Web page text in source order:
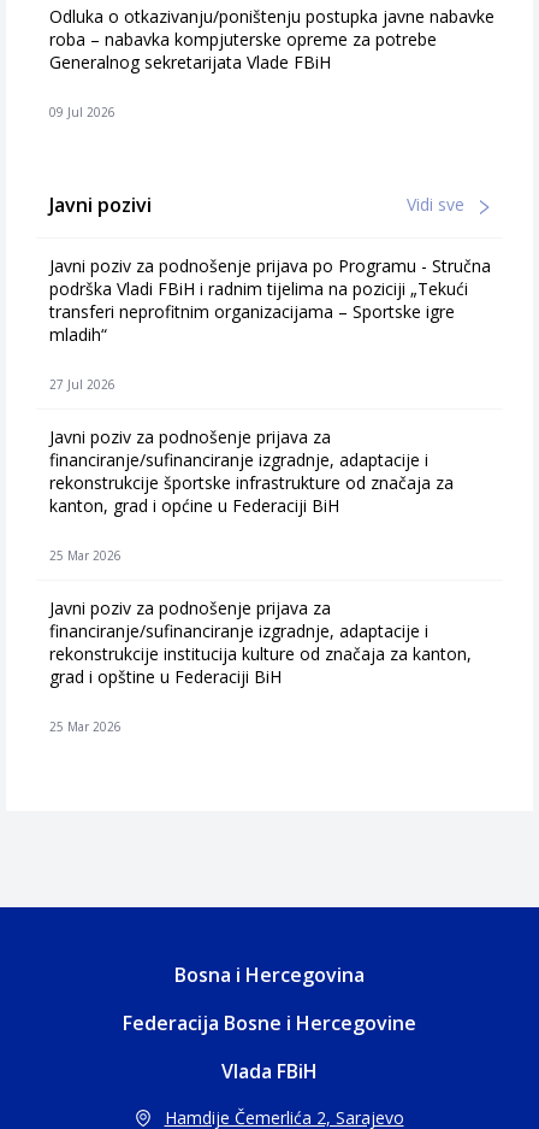
Odluka o otkazivanju/poništenju postupka javne nabavke
roba – nabavka kompjuterske opreme za potrebe
Generalnog sekretarijata Vlade FBiH
09 Jul 2026
Javni pozivi Vidi sve
Javni poziv za podnošenje prijava po Programu - Stručna
podrška Vladi FBiH i radnim tijelima na poziciji „Tekući
transferi neprofitnim organizacijama – Sportske igre
mladih“
27 Jul 2026
Javni poziv za podnošenje prijava za
financiranje/sufinanciranje izgradnje, adaptacije i
rekonstrukcije športske infrastrukture od značaja za
kanton, grad i općine u Federaciji BiH
25 Mar 2026
Javni poziv za podnošenje prijava za
financiranje/sufinanciranje izgradnje, adaptacije i
rekonstrukcije institucija kulture od značaja za kanton,
grad i opštine u Federaciji BiH
25 Mar 2026
Bosna i Hercegovina
Federacija Bosne i Hercegovine
Vlada FBiH
Hamdije Čemerlića 2, Sarajevo